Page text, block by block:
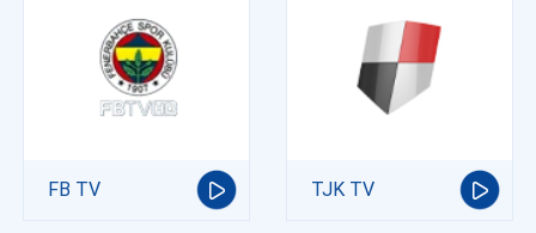
FB TV TJK TV